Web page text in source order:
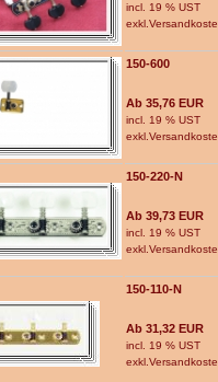
incl. 19 % UST
exkl.
150-600
Ab 35,76 EUR
incl. 19 % UST
exkl.
150-220-N
Ab 39,73 EUR
incl. 19 % UST
exkl.
150-110-N
Ab 31,32 EUR
incl. 19 % UST
exkl.